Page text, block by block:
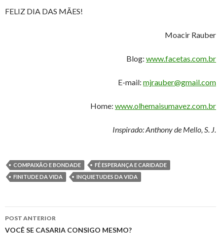
FELIZ DIA DAS MÃES!
Moacir Rauber
Blog: www.facetas.com.br
E-mail: mjrauber@gmail.com
Home: www.olhemaisumavez.com.br
Inspirado: Anthony de Mello, S. J.
COMPAIXÃO E BONDADE
FÉ ESPERANÇA E CARIDADE
FINITUDE DA VIDA
INQUIETUDES DA VIDA
Navegação
de
POST ANTERIOR
VOCÊ SE CASARIA CONSIGO MESMO?